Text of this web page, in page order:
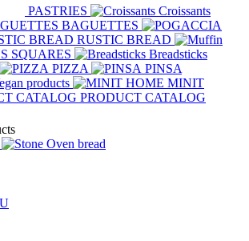
PASTRIES
Croissants
BAGUETTES
RUSTIC BREAD
SQUARES
Breadsticks
PIZZA
PINSA
products
MINIT
PRODUCT CATALOG